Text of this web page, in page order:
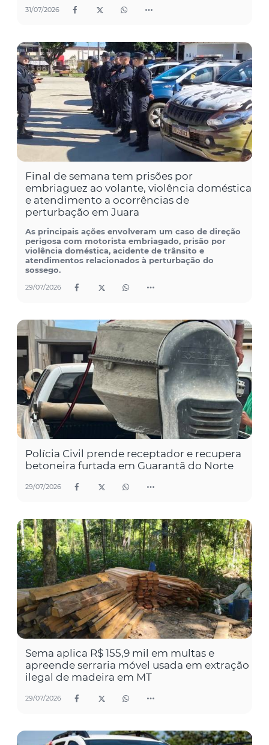
31/07/2026
Final de semana tem prisões por
embriaguez ao volante, violência doméstica
e atendimento a ocorrências de
perturbação em Juara
As principais ações envolveram um caso de direção
perigosa com motorista embriagado, prisão por
violência doméstica, acidente de trânsito e
atendimentos relacionados à perturbação do
sossego.
29/07/2026
Polícia Civil prende receptador e recupera
betoneira furtada em Guarantã do Norte
29/07/2026
Sema aplica R$ 155,9 mil em multas e
apreende serraria móvel usada em extração
ilegal de madeira em MT
29/07/2026